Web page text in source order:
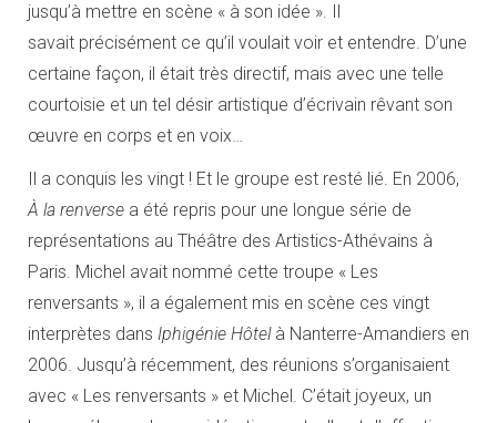
jusqu’à mettre en scène « à son idée ». Il
savait précisément ce qu’il voulait voir et entendre. D’une
certaine façon, il était très directif, mais avec une telle
courtoisie et un tel désir artistique d’écrivain rêvant son
œuvre en corps et en voix…
Il a conquis les vingt ! Et le groupe est resté lié. En 2006,
À la renverse a été repris pour une longue série de
représentations au Théâtre des Artistics-Athévains à
Paris. Michel avait nommé cette troupe « Les
renversants », il a également mis en scène ces vingt
interprètes dans Iphigénie Hôtelà Nanterre-Amandiers en
2006. Jusqu’à récemment, des réunions s’organisaient
avec « Les renversants » et Michel. C’était joyeux, un